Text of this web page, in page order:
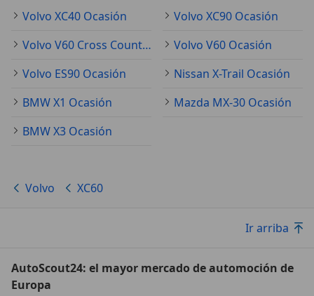
Volvo XC40 Ocasión
Volvo XC90 Ocasión
Volvo V60 Cross Country Ocasión
Volvo V60 Ocasión
Volvo ES90 Ocasión
Nissan X-Trail Ocasión
BMW X1 Ocasión
Mazda MX-30 Ocasión
BMW X3 Ocasión
Volvo XC60
Ir arriba
AutoScout24: el mayor mercado de automoción de
Europa